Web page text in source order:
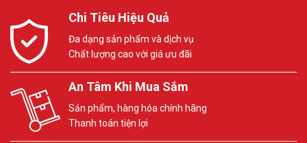
Chi Tiêu Hiệu Quả
Đa dạng sản phẩm và dịch vụ
Chất lượng cao với giá ưu đãi
An Tâm Khi Mua Sắm
Sản phẩm, hàng hóa chính hãng
Thanh toán tiện lợi